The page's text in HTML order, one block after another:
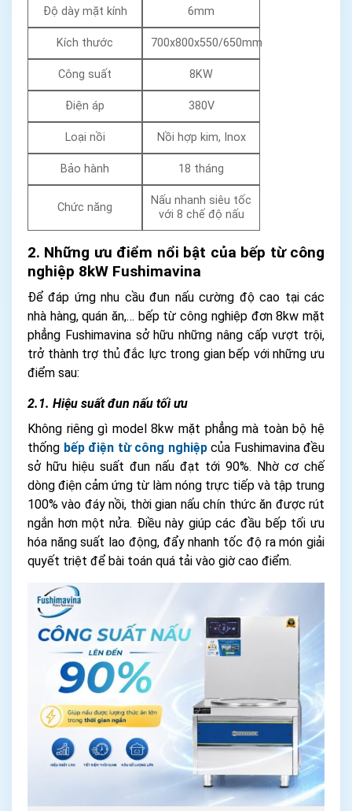
Độ dày mặt kính 6mm
Kích thước 700x800x550/650mm
Công suất 8KW
Điện áp 380V
Loại nồi Nồi hợp kim, Inox
Bảo hành 18 tháng
Chức năng
Nấu nhanh siêu tốc
với 8 chế độ nấu
2. Những ưu điểm nổi bật của bếp từ công
nghiệp 8kW Fushimavina
Để đáp ứng nhu cầu đun nấu cường độ cao tại các
nhà hàng, quán ăn,… bếp từ công nghiệp đơn 8kw mặt
phẳng Fushimavina sở hữu những nâng cấp vượt trội,
trở thành trợ thủ đắc lực trong gian bếp với những ưu
điểm sau:
2.1. Hiệu suất đun nấu tối ưu
Không riêng gì model 8kw mặt phẳng mà toàn bộ hệ
thống bếp điện từ công nghiệpcủa Fushimavina đều
sở hữu hiệu suất đun nấu đạt tới 90%. Nhờ cơ chế
dòng điện cảm ứng từ làm nóng trực tiếp và tập trung
100% vào đáy nồi, thời gian nấu chín thức ăn được rút
ngắn hơn một nửa. Điều này giúp các đầu bếp tối ưu
hóa năng suất lao động, đẩy nhanh tốc độ ra món giải
quyết triệt để bài toán quá tải vào giờ cao điểm.